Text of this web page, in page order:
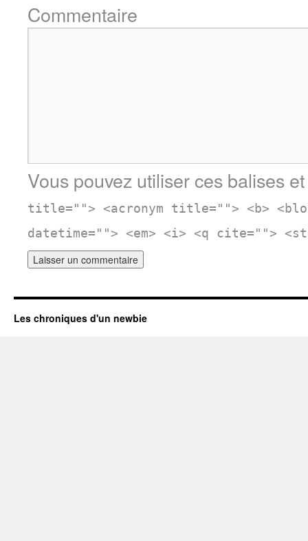
Commentaire
Vous pouvez utiliser ces balises
title=""> <acronym title=""> <b>
datetime=""> <em> <i> <q cite="">
Les chroniques d'un newbie